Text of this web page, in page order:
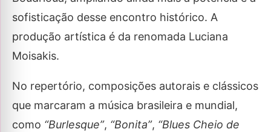
sofisticação desse encontro histórico. A
produção artística é da renomada Luciana
Moisakis.
No repertório, composições autorais e clássicos
que marcaram a música brasileira e mundial,
como “Burlesque”, “Bonita”, “Blues Cheio de